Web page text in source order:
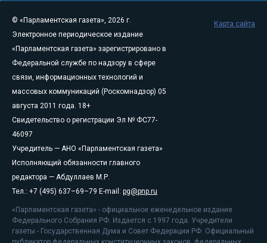
© «Парламентская газета», 2026 г.
Электронное периодическое издание
«Парламентская газета» зарегистрировано в
Федеральной службе по надзору в сфере
связи, информационных технологий и
массовых коммуникаций (Роскомнадзор) 05
августа 2011 года. 18+
Свидетельство о регистрации Эл № ФС77-
46097
Учредитель — АНО «Парламентская газета»
Исполняющий обязанности главного
редактора — Абдуллаев М.Р.
Тел.: +7 (495) 637–69–79 E-mail: pg@pnp.ru
«Парламентская газета» - официальное еженедельное издание
Федерального Собрания РФ. Издается с 1997 года. Учредители
газеты - Государственная Дума и Совет Федерации РФ. Официальный
Карта сайта